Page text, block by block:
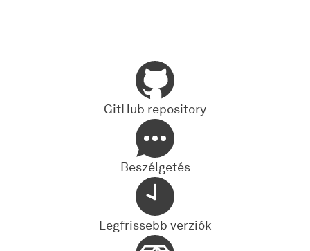
GitHub repository
Beszélgetés
Legfrissebb verziók